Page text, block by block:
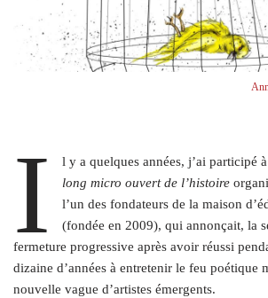
I l y a quelques années, j’ai participé
long micro ouvert de l’histoire
l’un des fondateurs de la maison
(fondée en 2009), qui annonçait, la
fermeture progressive après avoir réussi
dizaine d’années à entretenir le feu poétique
nouvelle vague d’artistes émergents.